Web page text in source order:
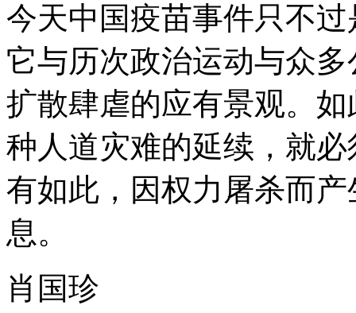
今天中国疫苗事件只不
它与历次政治运动与众
扩散肆虐的应有景观。
种人道灾难的延续，就
有如此，因权力屠杀而
息。
肖国珍